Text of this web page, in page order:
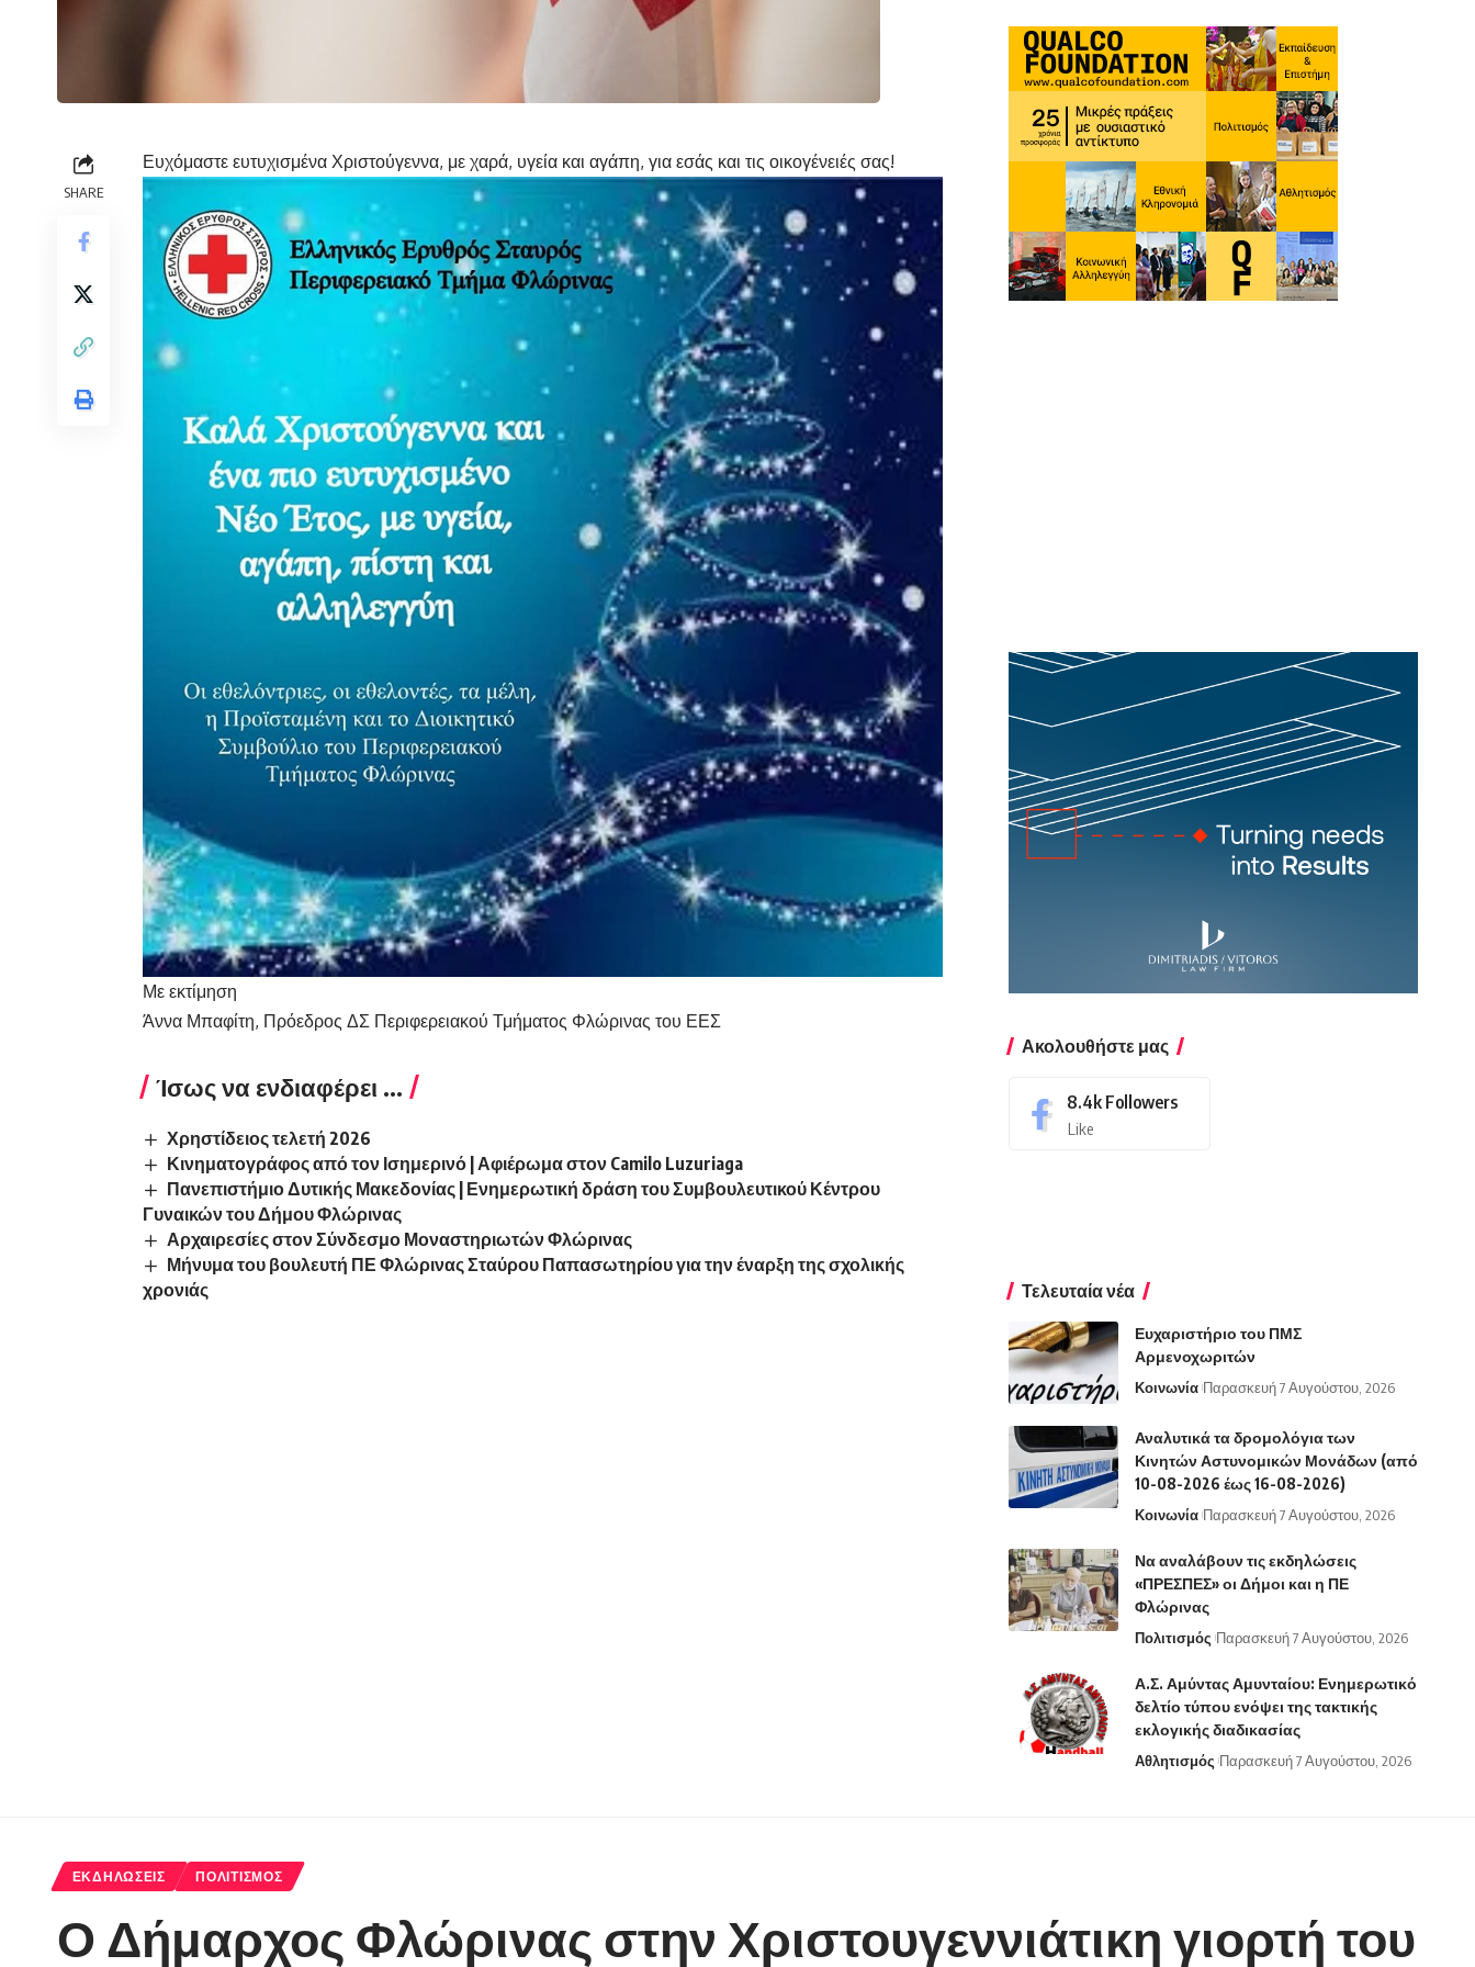
SHARE
Ευχόμαστε ευτυχισμένα Χριστούγεννα, με χαρά, υγεία και αγάπη, για εσάς και τις οικογένειές σας!
Με εκτίμηση
Άννα Μπαφίτη, Πρόεδρος ΔΣ Περιφερειακού Τμήματος Φλώρινας του ΕΕΣ
Ίσως να ενδιαφέρει ...
Χρηστίδειος τελετή 2026
Κινηματογράφος από τον Ισημερινό | Αφιέρωμα στον Camilo Luzuriaga
Πανεπιστήμιο Δυτικής Μακεδονίας | Ενημερωτική δράση του Συμβουλευτικού Κέντρου
Γυναικών του Δήμου Φλώρινας
Αρχαιρεσίες στον Σύνδεσμο Μοναστηριωτών Φλώρινας
Μήνυμα του βουλευτή ΠΕ Φλώρινας Σταύρου Παπασωτηρίου για την έναρξη της σχολικής
χρονιάς
Ακολουθήστε μας
8.4k Followers
Like
Τελευταία νέα
Ευχαριστήριο του ΠΜΣ
Αρμενοχωριτών
Κοινωνία Παρασκευή 7 Αυγούστου, 2026
Αναλυτικά τα δρομολόγια των
Κινητών Αστυνομικών Μονάδων (από
10-08-2026 έως 16-08-2026)
Κοινωνία Παρασκευή 7 Αυγούστου, 2026
Να αναλάβουν τις εκδηλώσεις
«ΠΡΕΣΠΕΣ» οι Δήμοι και η ΠΕ
Φλώρινας
Πολιτισμός Παρασκευή 7 Αυγούστου, 2026
Α.Σ. Αμύντας Αμυνταίου: Ενημερωτικό
δελτίο τύπου ενόψει της τακτικής
εκλογικής διαδικασίας
Αθλητισμός Παρασκευή 7 Αυγούστου, 2026
ΕΚΔΗΛΏΣΕΙΣ ΠΟΛΙΤΙΣΜΌΣ
Ο Δήμαρχος Φλώρινας στην Χριστουγεννιάτικη γιορτή του